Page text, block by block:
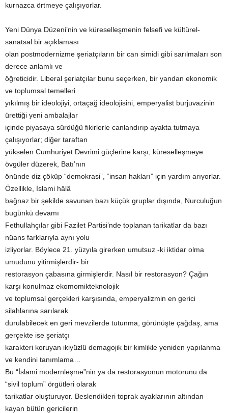
kurnazca örtmeye çalışıyorlar.
Yeni Dünya Düzeni’nin ve küreselleşmenin felsefi ve kültürel-
sanatsal bir açıklaması
olan postmodernizme şeriatçıların bir can simidi gibi sarılmaları son
derece anlamlı ve
öğreticidir. Liberal şeriatçılar bunu seçerken, bir yandan ekonomik
ve toplumsal temelleri
yıkılmış bir ideolojiyi, ortaçağ ideolojisini, emperyalist burjuvazinin
ürettiği yeni ambalajlar
içinde piyasaya sürdüğü fikirlerle canlandırıp ayakta tutmaya
çalışıyorlar; diğer taraftan
yükselen Cumhuriyet Devrimi güçlerine karşı, küreselleşmeye
övgüler düzerek, Batı’nın
önünde diz çöküp “demokrasi”, “insan hakları” için yardım arıyorlar.
Özellikle, İslami hâlâ
bağnaz bir şekilde savunan bazı küçük gruplar dışında, Nurculuğun
bugünkü devamı
Fethullahçılar gibi Fazilet Partisi’nde toplanan tarikatlar da bazı
nüans farklarıyla aynı yolu
izliyorlar. Böylece 21. yüzyıla girerken umutsuz -ki iktidar olma
umudunu yitirmişlerdir- bir
restorasyon çabasına girmişlerdir. Nasıl bir restorasyon? Çağın
karşı konulmaz ekomomikteknolojik
ve toplumsal gerçekleri karşısında, emperyalizmin en gerici
silahlarına sarılarak
durulabilecek en geri mevzilerde tutunma, görünüşte çağdaş, ama
gerçekte ise şeriatçı
karakteri koruyan ikiyüzlü demagojik bir kimlikle yeniden yapılanma
ve kendini tanımlama…
Bu “İslami modernleşme”nin ya da restorasyonun motorunu da
“sivil toplum” örgütleri olarak
tarikatlar oluşturuyor. Beslendikleri toprak ayaklarının altından
kayan bütün gericilerin